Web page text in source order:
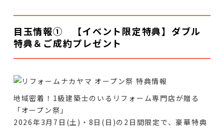
目玉情報① 【イベント限定特典】ダブル
特典＆ご成約プレゼント
地域密着！1級建築士のいるリフォーム専門店が贈る
「オープン祭」
2026年3月7日(土)・8日(日)の2日間限定で、豪華特典